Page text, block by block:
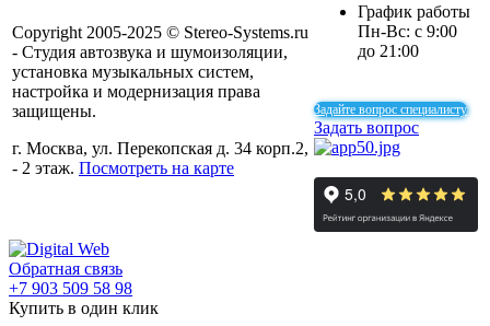
Copyright 2005-2025 © Stereo-Systems.ru
- Студия автозвука и шумоизоляции,
установка музыкальных систем,
настройка и модернизация права
защищены.
г. Москва, ул. Перекопская д. 34 корп.2,
- 2 этаж. Посмотреть на карте
График работы
Пн-Вс: с 9:00
до 21:00
Задайте вопрос специалисту
Задать вопрос
Обратная связь
+7 903 509 58 98
Купить в один клик